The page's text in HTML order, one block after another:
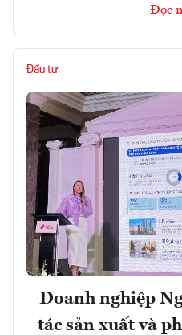
Đọc
Đầu tư
Doanh nghiệp
tác sản xuất và